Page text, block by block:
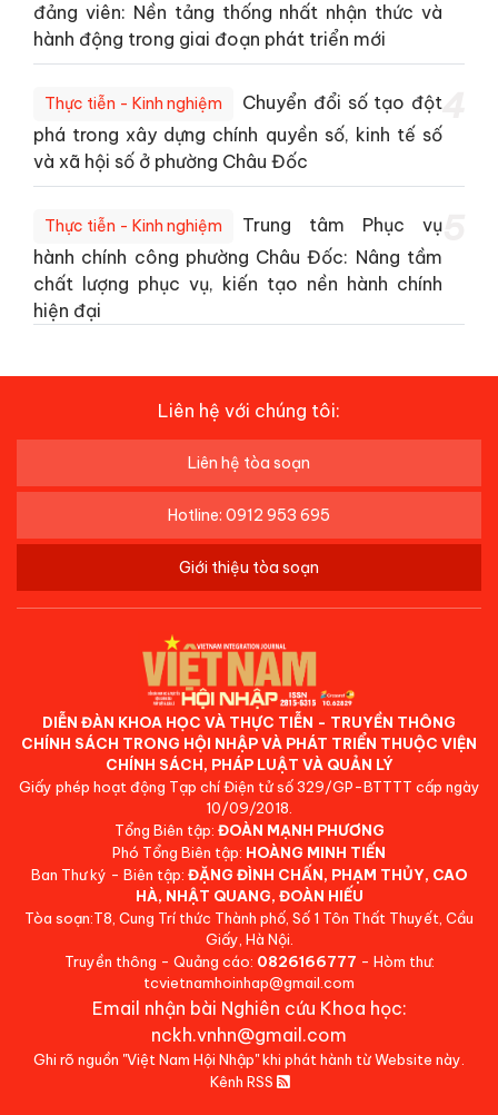
đảng viên: Nền tảng thống nhất nhận thức và
hành động trong giai đoạn phát triển mới
Thực tiễn - Kinh nghiệm
Chuyển đổi số tạo đột
phá trong xây dựng chính quyền số, kinh tế số
và xã hội số ở phường Châu Đốc
4
Thực tiễn - Kinh nghiệm
Trung tâm Phục vụ
hành chính công phường Châu Đốc: Nâng tầm
chất lượng phục vụ, kiến tạo nền hành chính
hiện đại
Liên hệ với chúng tôi:
Liên hệ tòa soạn
Hotline: 0912 953 695
Giới thiệu tòa soạn
DIỄN ĐÀN KHOA HỌC VÀ THỰC TIỄN - TRUYỀN THÔNG
CHÍNH SÁCH TRONG HỘI NHẬP VÀ PHÁT TRIỂN THUỘC VIỆN
CHÍNH SÁCH, PHÁP LUẬT VÀ QUẢN LÝ
Giấy phép hoạt động Tạp chí Điện tử số 329/GP-BTTTT cấp ngày
10/09/2018.
Tổng Biên tập: ĐOÀN MẠNH PHƯƠNG
Phó Tổng Biên tập: HOÀNG MINH TIẾN
Ban Thư ký - Biên tập: ĐẶNG ĐÌNH CHẤN, PHẠM THỦY, CAO
HÀ, NHẬT QUANG, ĐOÀN HIẾU
Tòa soạn:T8, Cung Trí thức Thành phố, Số 1 Tôn Thất Thuyết, Cầu
Giấy, Hà Nội.
Truyền thông - Quảng cáo: 0826166777 - Hòm thư:
tcvietnamhoinhap@gmail.com
Email nhận bài Nghiên cứu Khoa học:
nckh.vnhn@gmail.com
Ghi rõ nguồn "Việt Nam Hội Nhập" khi phát hành từ Website này.
Kênh RSS